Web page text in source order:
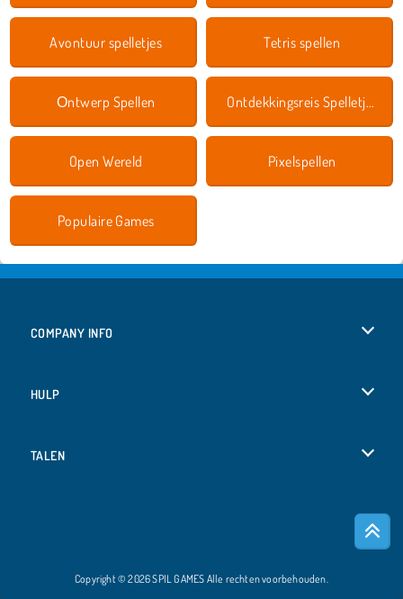
Avontuur spelletjes Tetris spellen
Оntwerp Spellen Ontdekkingsreis Spelletjes
Open Wereld Pixelspellen
Populaire Games
COMPANY INFO
HULP
TALEN
Copyright © 2026 SPIL GAMES Alle rechten voorbehouden.